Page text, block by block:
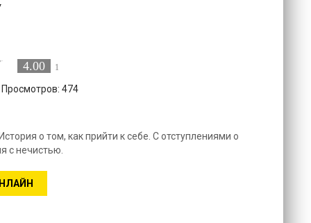
4.00 1
474
о том, как прийти к себе. С отступлениями о
с нечистью.